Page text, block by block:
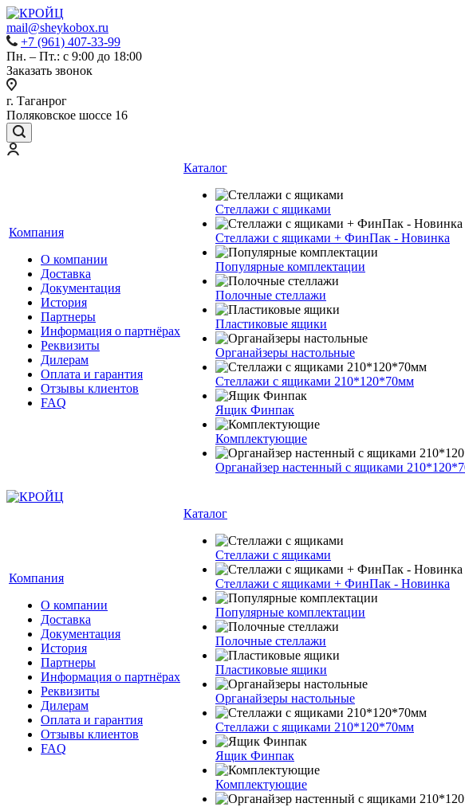
mail@sheykobox.ru
+7 (961) 407-33-99
Пн. – Пт.: с 9:00 до 18:00
Заказать звонок
г. Таганрог
Поляковское шоссе 16
Компания
О компании
Доставка
Документация
История
Партнеры
Информация о партнёрах
Реквизиты
Дилерам
Оплата и гарантия
Отзывы клиентов
FAQ
Каталог
Стеллажи с ящиками
Стеллажи с ящиками + ФинПак - Новинка
Популярные комплектации
Полочные стеллажи
Пластиковые ящики
Органайзеры настольные
Стеллажи с ящиками 210*120*70мм
Ящик Финпак
Комплектующие
Органайзер настенный с ящиками
Компания
О компании
Доставка
Документация
История
Партнеры
Информация о партнёрах
Реквизиты
Дилерам
Оплата и гарантия
Отзывы клиентов
FAQ
Каталог
Стеллажи с ящиками
Стеллажи с ящиками + ФинПак - Новинка
Популярные комплектации
Полочные стеллажи
Пластиковые ящики
Органайзеры настольные
Стеллажи с ящиками 210*120*70мм
Ящик Финпак
Комплектующие